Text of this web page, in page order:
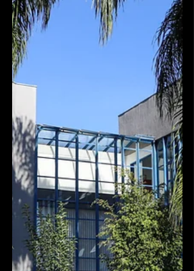
Prazo de 12 meses: É direcionado
exclusivamente